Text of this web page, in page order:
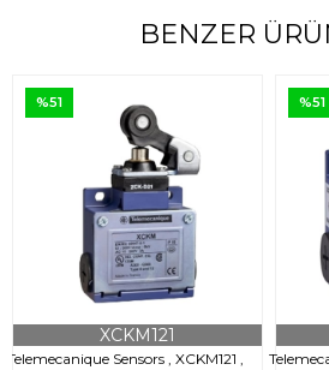
BENZER
Telemecanique Sensors , XCKM121 ,
XCKM121
%51 %51